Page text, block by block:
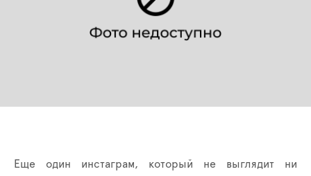
Еще один инстаграм, который не выглядит ни